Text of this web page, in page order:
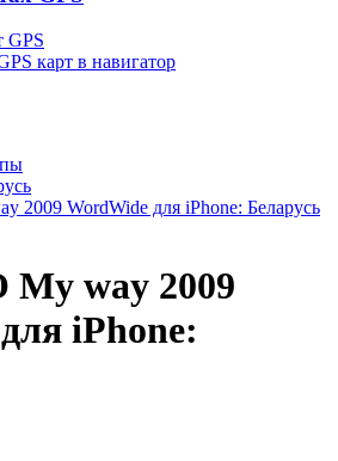
GPS
карт в навигатор
2009 WordWide для iPhone: Беларусь
way 2009
iPhone: